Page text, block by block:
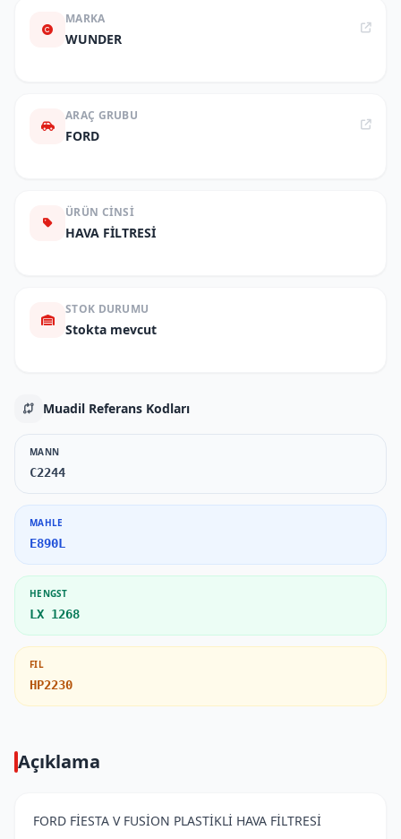
MARKA
WUNDER
ARAÇ GRUBU
FORD
ÜRÜN CINSI
HAVA FİLTRESİ
STOK DURUMU
Stokta mevcut
Muadil Referans Kodları
MANN
C2244
MAHLE
E890L
HENGST
LX 1268
FIL
HP2230
Açıklama
FORD FİESTA V FUSİON PLASTİKLİ HAVA FİLTRESİ